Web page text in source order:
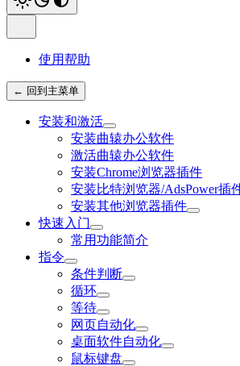
使用帮助
← 回到主菜单
安装和激活
安装曲辕办公软件
激活曲辕办公软件
安装Chrome浏览器插件
安装比特浏览器/AdsPower插
安装其他浏览器插件
快速入门
常用功能简介
指令
条件判断
循环
等待
网页自动化
桌面软件自动化
鼠标键盘